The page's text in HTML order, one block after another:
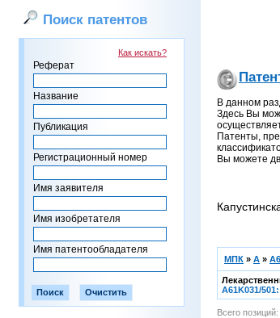
Поиск патентов
Как искать?
Реферат
Название
Публикация
Регистрационный номер
Имя заявителя
Имя изобретателя
Имя патентообладателя
В данном
Здесь Вы
Патенты,
Вы можете
МПК » A »
A61K031/501:
Всего позиций: